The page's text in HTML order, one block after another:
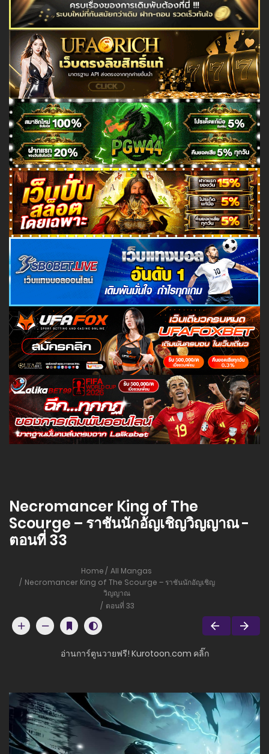
Necromancer King of The
Scourge – ราชันนักอัญเชิญวิญญาณ -
ตอนที่ 33
Home
All Mangas
Necromancer King of The Scourge – ราชันนักอัญเชิญ
วิญญาณ
ตอนที่ 33
อ่านการ์ตูนวายฟรี! Kurotoon.com คลิ๊ก